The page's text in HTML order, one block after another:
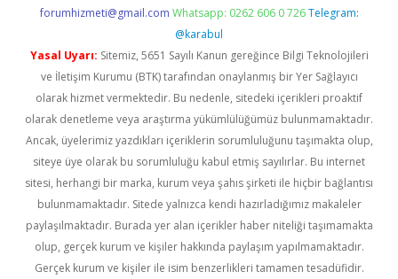
forumhizmeti@gmail.com Whatsapp: 0262 606 0 726 Telegram:
@karabul
Yasal Uyarı: Sitemiz, 5651 Sayılı Kanun gereğince Bilgi Teknolojileri
ve İletişim Kurumu (BTK) tarafından onaylanmış bir Yer Sağlayıcı
olarak hizmet vermektedir. Bu nedenle, sitedeki içerikleri proaktif
olarak denetleme veya araştırma yükümlülüğümüz bulunmamaktadır.
Ancak, üyelerimiz yazdıkları içeriklerin sorumluluğunu taşımakta olup,
siteye üye olarak bu sorumluluğu kabul etmiş sayılırlar. Bu internet
sitesi, herhangi bir marka, kurum veya şahıs şirketi ile hiçbir bağlantısı
bulunmamaktadır. Sitede yalnızca kendi hazırladığımız makaleler
paylaşılmaktadır. Burada yer alan içerikler haber niteliği taşımamakta
olup, gerçek kurum ve kişiler hakkında paylaşım yapılmamaktadır.
Gerçek kurum ve kişiler ile isim benzerlikleri tamamen tesadüfidir.